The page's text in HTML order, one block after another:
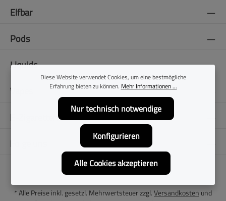
Elfbar
Pods
Liquids
Vapes
E-Zigaretten
Folge uns
* Alle Preise inkl. gesetzl. Mehrwertsteuer zzgl.Versandkosten und
Diese Website verwendet Cookies, um eine bestmögliche
Erfahrung bieten zu können. Mehr Informationen ...
Nur technisch notwendige
Konfigurieren
Alle Cookies akzeptieren